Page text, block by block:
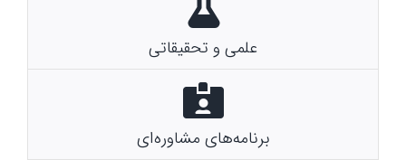
علمی و تحقیقاتی
برنامه‌های مشاوره‌ای